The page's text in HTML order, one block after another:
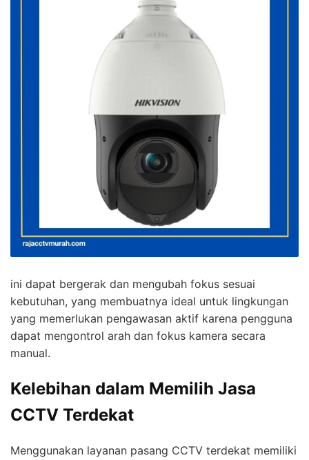
ini dapat bergerak dan mengubah fokus sesuai
kebutuhan, yang membuatnya ideal untuk lingkungan
yang memerlukan pengawasan aktif karena pengguna
dapat mengontrol arah dan fokus kamera secara
manual.
Kelebihan dalam Memilih Jasa
CCTV Terdekat
Menggunakan layanan pasang CCTV terdekat memiliki